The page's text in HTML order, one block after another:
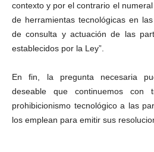
contexto y por el contrario el
de herramientas tecnológicas en
de consulta y actuación de las
establecidos por la Ley”.
En fin, la pregunta necesaria
deseable que continuemos con
prohibicionismo tecnológico a las
los emplean para emitir sus